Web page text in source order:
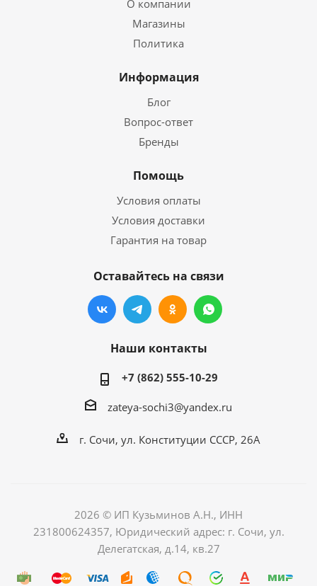
О компании
Магазины
Политика
Информация
Блог
Вопрос-ответ
Бренды
Помощь
Условия оплаты
Условия доставки
Гарантия на товар
Оставайтесь на связи
Наши контакты
+7 (862) 555-10-29
zateya-sochi3@yandex.ru
г. Сочи, ул. Конституции СССР, 26А
2026 © ИП Кузьминов А.Н., ИНН
231800624357, Юридический адрес: г. Сочи, ул.
Делегатская, д.14, кв.27